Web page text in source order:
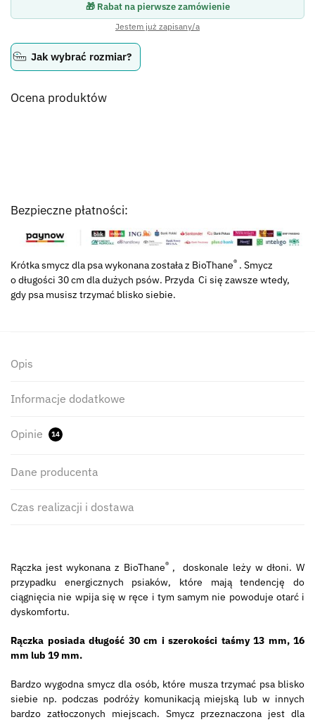
🎁 Rabat na pierwsze zamówienie
Jestem już zapisany/a
Jak wybrać rozmiar?
Ocena produktów
Bezpieczne płatności:
Krótka smycz dla psa wykonana została z BioThane® . Smycz
o długości 30 cm dla dużych psów. Przyda Ci się zawsze wtedy,
gdy psa musisz trzymać blisko siebie.
Opis
Informacje dodatkowe
Opinie 14
Dane producenta
Czas realizacji i dostawa
Rączka jest wykonana z BioThane®, doskonale leży w dłoni. W
przypadku energicznych psiaków, które mają tendencję do
ciągnięcia nie wpija się w ręce i tym samym nie powoduje otarć i
dyskomfortu.
Rączka posiada długość 30 cm i szerokości taśmy 13 mm, 16
mm lub 19 mm.
Bardzo wygodna smycz dla osób, które musza trzymać psa blisko
siebie np. podczas podróży komunikacją miejską lub w innych
bardzo zatłoczonych miejscach. Smycz przeznaczona jest dla